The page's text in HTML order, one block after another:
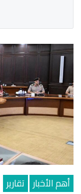
أهم الأخبار تقارير